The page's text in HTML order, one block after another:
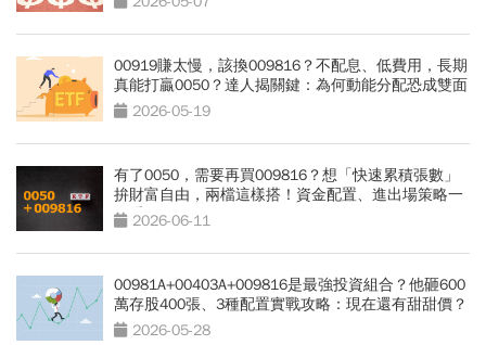
00919賺太慢，該換009816？不配息、低費用，長期
真能打贏0050？達人揭關鍵：為何動能分配恐成雙面
刃 2026-05-19
有了0050，需要再買009816？想「快速累積張數」
拚財富自由，兩檔這樣搭！資金配置、進出場策略一
次看2026-06-11
00981A+00403A+009816是最強投資組合？他砸600
萬存股400張、3種配置實戰攻略：現在還有甜甜價？
2026-05-28